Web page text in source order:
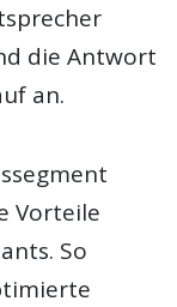
die Antwort
an.
Vorteile
So